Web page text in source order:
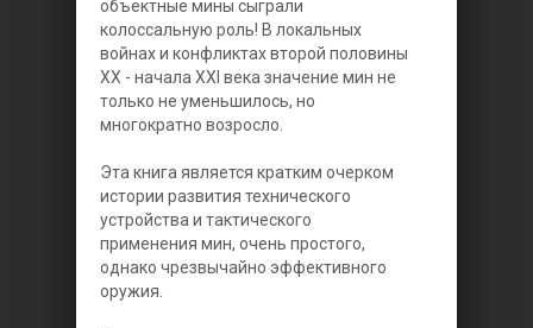
объектные мины сыграли
колоссальную роль! В локальных
войнах и конфликтах второй половины
XX - начала XXI века значение мин не
только не уменьшилось, но
многократно возросло.
Эта книга является кратким очерком
истории развития технического
устройства и тактического
применения мин, очень простого,
однако чрезвычайно эффективного
оружия.